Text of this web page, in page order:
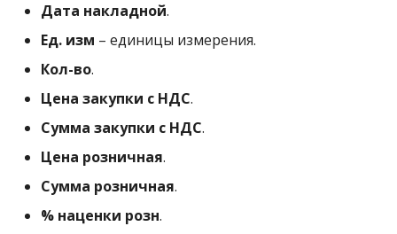
Дата накладной.
Ед. изм – единицы измерения.
Кол-во.
Цена закупки с НДС.
Сумма закупки с НДС.
Цена розничная.
Сумма розничная.
% наценки розн.